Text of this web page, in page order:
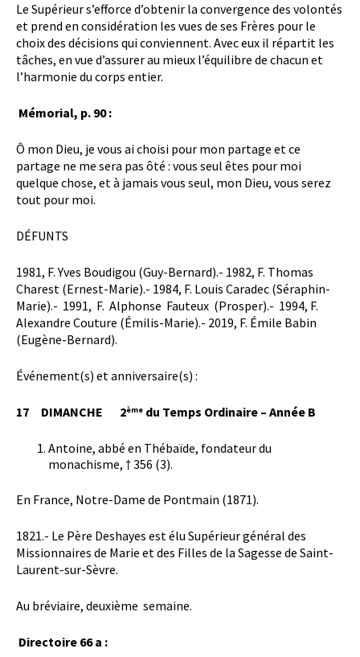
Le Supérieur s’efforce d’obtenir la convergence des volontés
et prend en considération les vues de ses Frères pour le
choix des décisions qui conviennent. Avec eux il répartit les
tâches, en vue d’assurer au mieux l’équilibre de chacun et
l’harmonie du corps entier.
Mémorial, p. 90 :
Ô mon Dieu, je vous ai choisi pour mon partage et ce
partage ne me sera pas ôté : vous seul êtes pour moi
quelque chose, et à jamais vous seul, mon Dieu, vous serez
tout pour moi.
DÉFUNTS
1981, F. Yves Boudigou (Guy-Bernard).- 1982, F. Thomas
Charest (Ernest-Marie).- 1984, F. Louis Caradec (Séraphin-
Marie).- 1991, F. Alphonse Fauteux (Prosper).- 1994, F.
Alexandre Couture (Émilis-Marie).- 2019, F. Émile Babin
(Eugène-Bernard).
Événement(s) et anniversaire(s) :
17 DIMANCHE 2ème du Temps Ordinaire – Année B
Antoine, abbé en Thébaïde, fondateur du
monachisme, † 356 (3).
En France, Notre-Dame de Pontmain (1871).
1821.- Le Père Deshayes est élu Supérieur général des
Missionnaires de Marie et des Filles de la Sagesse de Saint-
Laurent-sur-Sèvre.
Au bréviaire, deuxième semaine.
Directoire 66 a :